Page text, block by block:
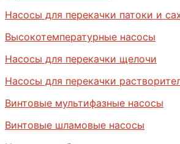
Насосы для перекачки патоки и
Высокотемпературные насосы
Насосы для перекачки щелочи
Насосы для перекачки
Винтовые мультифазные насосы
Винтовые шламовые насосы